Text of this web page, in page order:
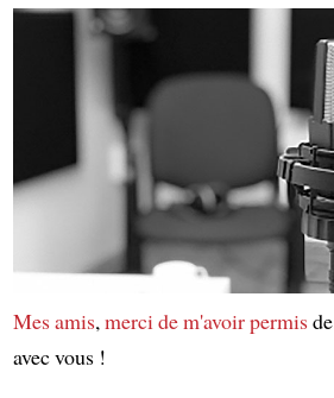
Mes amis,merci de m'avoir permisde
avec vous !